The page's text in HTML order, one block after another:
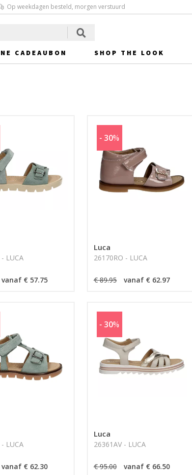
Op weekdagen besteld, morgen verstuurd
CADEAUBON SHOP THE LOOK
LUCA
vanaf € 57.75
Luca
26170RO - LUCA
€ 89.95 vanaf € 62.97
- 30%
LUCA
vanaf € 62.30
Luca
26361AV - LUCA
€ 95.00 vanaf € 66.50
- 30%